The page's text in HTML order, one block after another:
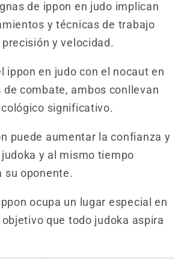
de ippon en judo implican
y técnicas de trabajo
y velocidad.
ippon en judo con el nocaut en
combate, ambos conllevan
significativo.
puede aumentar la confianza y
y al mismo tiempo
su oponente.
ocupa un lugar especial en
que todo judoka aspira